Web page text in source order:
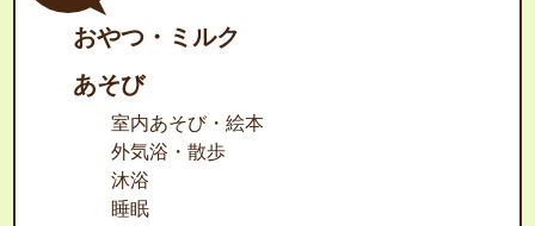
おやつ・ミルク
あそび
室内あそび・絵本
外気浴・散歩
沐浴
睡眠